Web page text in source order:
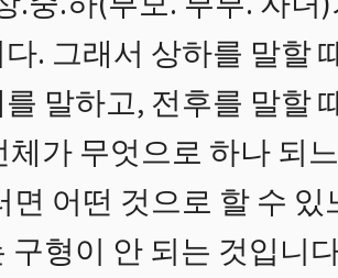
. 그래서 상하를 말할
말하고, 전후를 말할
체가 무엇으로 하나 되
면 어떤 것으로 할 수
구형이 안 되는 것입니